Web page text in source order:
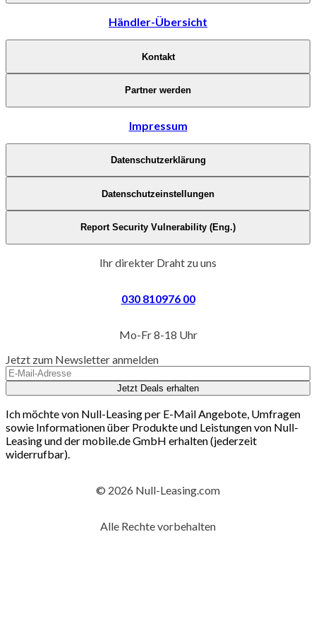
Händler-Übersicht
Kontakt
Partner werden
Impressum
Datenschutzerklärung
Datenschutzeinstellungen
Report Security Vulnerability (Eng.)
Ihr direkter Draht zu uns
030 810976 00
Mo-Fr 8-18 Uhr
Jetzt zum Newsletter anmelden
Jetzt Deals erhalten
Ich möchte von Null-Leasing per E-Mail Angebote, Umfragen
sowie Informationen über Produkte und Leistungen von Null-
Leasing und der mobile.de GmbH erhalten (jederzeit
widerrufbar).
© 2026 Null-Leasing.com
Alle Rechte vorbehalten